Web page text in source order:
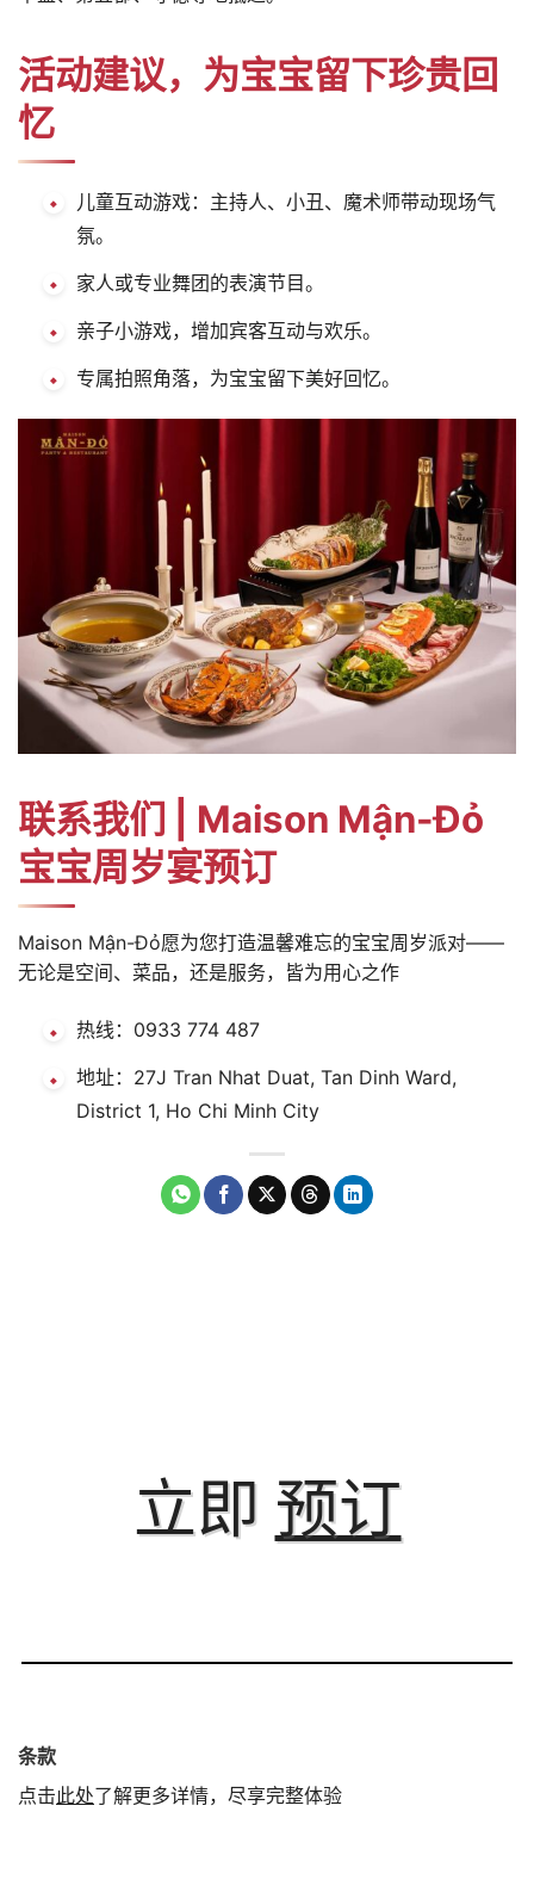
活动建议，为宝宝留下珍贵回
忆
儿童互动游戏：主持人、小丑、魔术师带动现场气
氛。
家人或专业舞团的表演节目。
亲子小游戏，增加宾客互动与欢乐。
专属拍照角落，为宝宝留下美好回忆。
联系我们 | Maison Mận-Đỏ
宝宝周岁宴预订
Maison Mận-Đỏ愿为您打造温馨难忘的宝宝周岁派对——
无论是空间、菜品，还是服务，皆为用心之作
热线：0933 774 487
地址：27J Tran Nhat Duat, Tan Dinh Ward,
District 1, Ho Chi Minh City
立即 预订
条款
点击此处了解更多详情，尽享完整体验